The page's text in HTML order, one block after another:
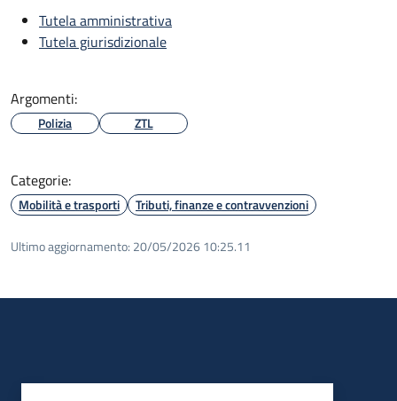
Tutela amministrativa
Tutela giurisdizionale
Argomenti:
Polizia ZTL
Categorie:
Mobilità e trasporti Tributi, finanze e contravvenzioni
Ultimo aggiornamento: 20/05/2026 10:25.11